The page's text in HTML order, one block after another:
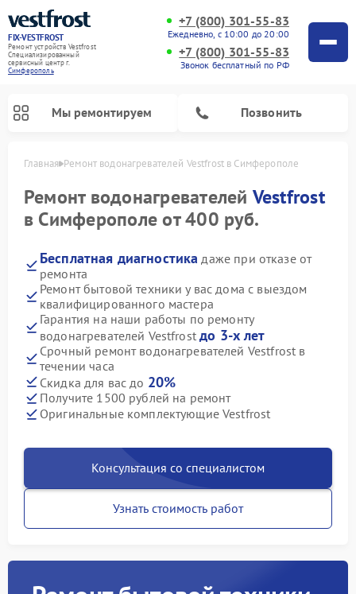
FIX-VESTFROST
Ремонт устройств Vestfrost
Специализированный
cервисный центр г.
Симферополь
+7 (800) 301-55-83
Ежедневно, с 10:00 до 20:00
+7 (800) 301-55-83
Звонок бесплатный по РФ
Мы ремонтируем Позвонить
Главная Ремонт водонагревателей Vestfrost в Симферополе
Ремонт водонагревателей Vestfrost
в Симферополе от 400 руб.
Бесплатная диагностика даже при отказе от
ремонта
Ремонт бытовой техники у вас дома с выездом
квалифицированного мастера
Гарантия на наши работы по ремонту
водонагревателей Vestfrostдо 3-х лет
Срочный ремонт водонагревателей Vestfrost в
течении часа
Скидка для вас до 20%
Получите 1500 рублей на ремонт
Оригинальные комплектующие Vestfrost
Консультация со специалистом
Узнать стоимость работ